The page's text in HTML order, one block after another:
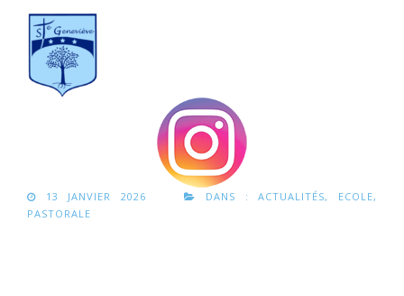
13 JANVIER 2026 DANS :ACTUALITÉS, ECOLE,
PASTORALE